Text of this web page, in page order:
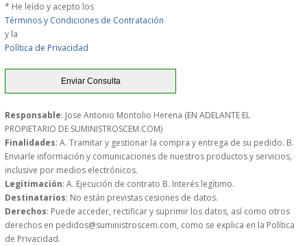
VAJILLA
OUTLET
GASTOS DE ENVIO
FORMA DE PAGO
CONDICIONES DE COMPRA
GARANTIAS Y
* He leído y acepto los
Términos y Condiciones de Contratación
y la
Política de Privacidad
Responsable: Jose Antonio Montolio Herena (EN ADELANTE EL
PROPIETARIO DE SUMINISTROSCEM.COM)
Finalidades: A. Tramitar y gestionar la compra y entrega de su pedido. B.
Enviarle información y comunicaciones de nuestros productos y servicios,
inclusive por medios electrónicos.
Legitimación: A. Ejecución de contrato B. Interés legítimo.
Destinatarios: No están previstas cesiones de datos.
Derechos: Puede acceder, rectificar y suprimir los datos, así como otros
derechos en pedidos@suministroscem.com, como se explica en la Política
de Privacidad.